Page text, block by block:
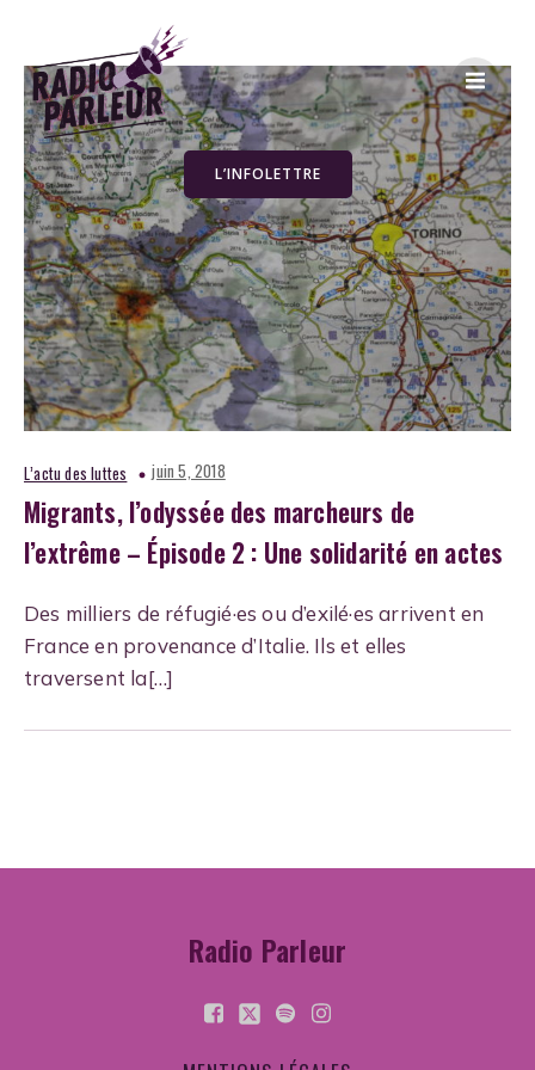
L’INFOLETTRE
L’actu des luttes juin 5, 2018
Migrants, l’odyssée des marcheurs de
l’extrême – Épisode 2 : Une solidarité en actes
Des milliers de réfugié·es ou d’exilé·es arrivent en
France en provenance d’Italie. Ils et elles
traversent la[…]
Radio Parleur